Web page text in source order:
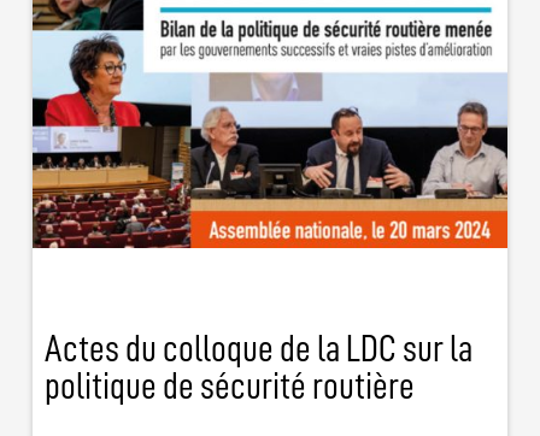
Actes du colloque de la LDC sur la
politique de sécurité routière